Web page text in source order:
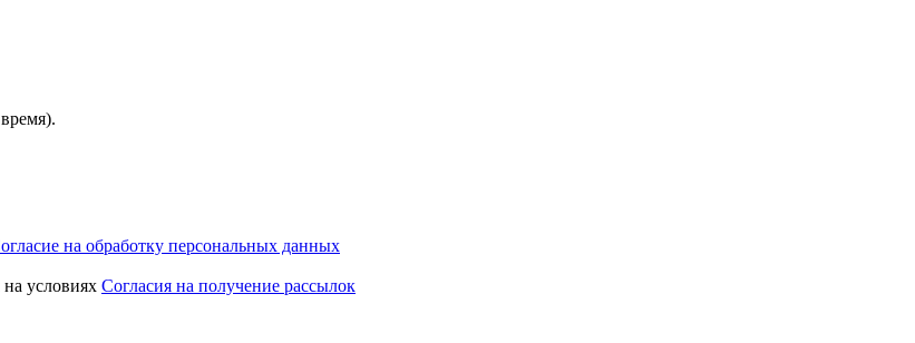
на обработку персональных данных
условиях Согласия на получение рассылок